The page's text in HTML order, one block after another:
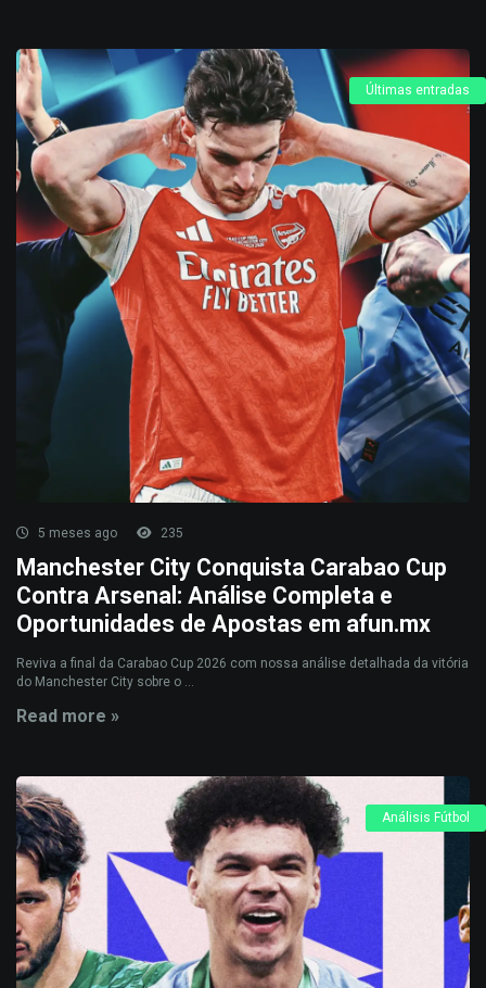
Últimas entradas
5 meses ago 235
Manchester City Conquista Carabao Cup
Contra Arsenal: Análise Completa e
Oportunidades de Apostas em afun.mx
Reviva a final da Carabao Cup 2026 com nossa análise detalhada da vitória
do Manchester City sobre o ...
Read more »
Análisis Fútbol